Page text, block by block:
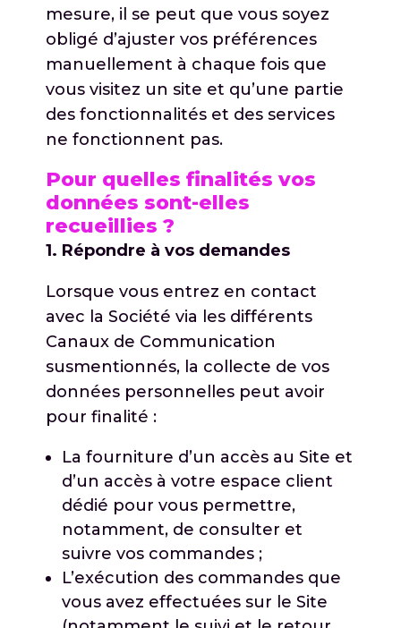
mesure, il se peut que vous soyez
obligé d’ajuster vos préférences
manuellement à chaque fois que
vous visitez un site et qu’une partie
des fonctionnalités et des services
ne fonctionnent pas.
Pour quelles finalités vos
données sont-elles
recueillies ?
1. Répondre à vos demandes
Lorsque vous entrez en contact
avec la Société via les différents
Canaux de Communication
susmentionnés, la collecte de vos
données personnelles peut avoir
pour finalité :
La fourniture d’un accès au Site et
d’un accès à votre espace client
dédié pour vous permettre,
notamment, de consulter et
suivre vos commandes ;
L’exécution des commandes que
vous avez effectuées sur le Site